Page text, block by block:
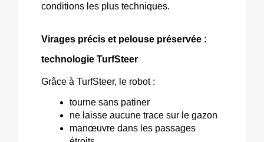
conditions les plus techniques.
Virages précis et pelouse préservée :
technologie TurfSteer
Grâce à TurfSteer, le robot :
tourne sans patiner
ne laisse aucune trace sur le gazon
manœuvre dans les passages